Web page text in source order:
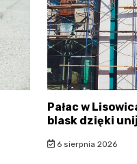
Pałac w
blask dzięki
6 sierpnia 2026